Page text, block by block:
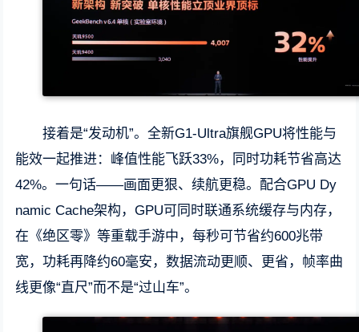
接着是“发动机”。全新G1-Ultra旗舰GPU将性能与
能效一起推进：峰值性能飞跃33%，同时功耗节省高达
42%。一句话——画面更狠、续航更稳。配合GPU Dy
namic Cache架构，GPU可同时联通系统缓存与内存，
在《绝区零》等重载手游中，每秒可节省约600兆带
宽，功耗再降约60毫安，数据流动更顺、更省，帧率曲
线更像“直尺”而不是“过山车”。